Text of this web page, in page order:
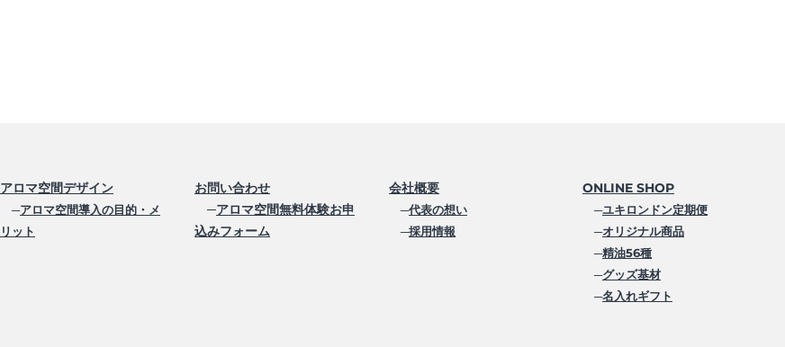
アロマ空間デザイン
─アロマ空間導入の目的・メ
リット
お問い合わせ
─アロマ空間無料体験お申
込みフォーム
会社概要
─代表の想い
─採用情報
ONLINE SHOP
─ユキロンドン定期便
─オリジナル商品
─精油56種
─グッズ基材
─名入れギフト